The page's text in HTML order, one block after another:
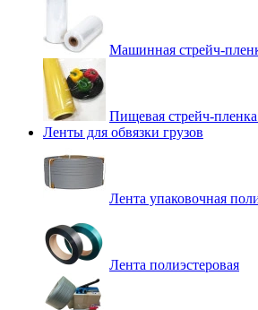
Машинная стрейч-
Пищевая стрейч-
Ленты для обвязки грузов
Лента упаковочная
Лента полиэстеровая